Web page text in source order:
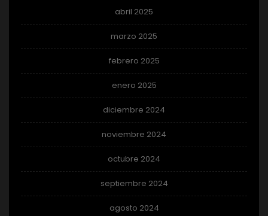
abril 2025
marzo 2025
febrero 2025
enero 2025
diciembre 2024
noviembre 2024
octubre 2024
septiembre 2024
agosto 2024